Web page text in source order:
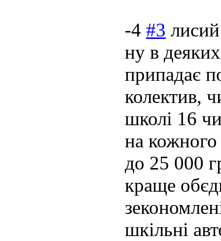
-4 #3 лисий
ну в
припадає
колектив,
школі 16
на кожного
до 25 000
краще
шкільні